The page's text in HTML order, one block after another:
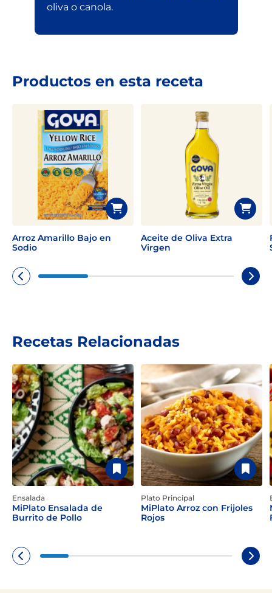
oliva o canola.
Productos en esta receta
Arroz Amarillo Bajo en
Sodio
Aceite de Oliva Extra
Virgen
Recetas Relacionadas
Ensalada
MiPlato Ensalada de
Burrito de Pollo
Plato Principal
MiPlato Arroz con Frijoles
Rojos